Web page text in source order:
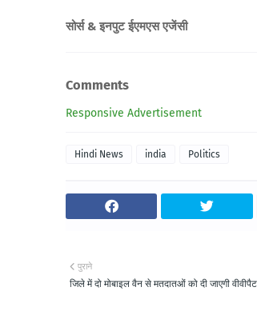
सोर्स & इनपुट ईएमएस एजेंसी
Comments
Responsive Advertisement
Hindi News india Politics
पुराने
जिले में दो मोबाइल वैन से मतदातओं को दी जाएगी